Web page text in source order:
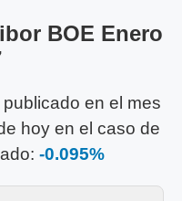
BOE Enero
en el mes
hoy en el caso de
-0.095%